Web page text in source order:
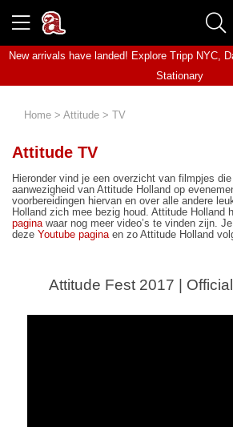
New arrivals have landed! Explore Tripp NYC,
Stationary
Home > Attitude > TV
Attitude TV
Hieronder vind je een overzicht van filmpjes
aanwezigheid van Attitude Holland op
voorbereidingen hiervan en over alle andere
Holland zich mee bezig houd. Attitude Holland
pagina waar nog meer video’s te vinden zijn.
deze Youtube pagina en zo Attitude Holland
Attitude Fest 2017 |